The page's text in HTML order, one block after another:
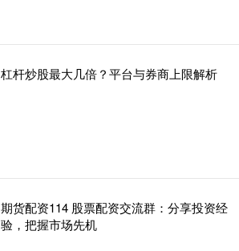
杠杆炒股最大几倍？平台与券商上限解析
期货配资114 股票配资交流群：分享投资经
验，把握市场先机